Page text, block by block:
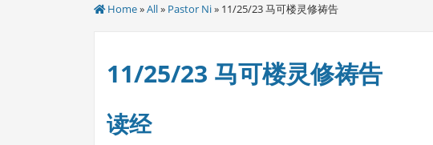
Home»All» Pastor Ni» 11/25/23 马可楼灵修祷告
11/25/23 马可楼灵修祷告
读经